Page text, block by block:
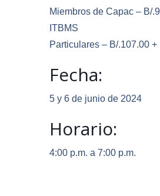
Miembros de Capac – B/
ITBMS
Particulares – B/.107.00 +
Fecha:
5 y 6 de junio de 2024
Horario:
4:00 p.m. a 7:00 p.m.